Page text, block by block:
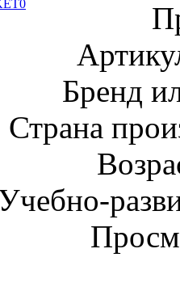
Бренд
Страна